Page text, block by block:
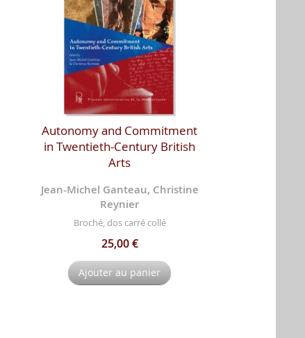
Autonomy and Commitment
in Twentieth-Century British
Arts
Jean-Michel Ganteau, Christine
Reynier
Broché, dos carré collé
25,00 €
Ajouter au panier